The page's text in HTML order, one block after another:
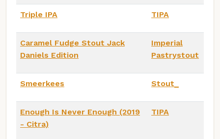
Triple IPA TIPA
Caramel Fudge Stout Jack
Daniels Edition
Imperial
Pastrystout
Smeerkees Stout_
Enough Is Never Enough (2019
- Citra)
TIPA